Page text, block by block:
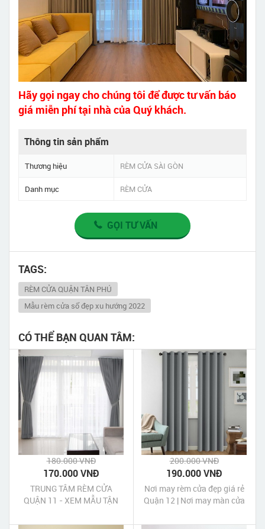
Hãy gọi ngay cho chúng tôi để được tư vấn báo
giá miễn phí tại nhà của Quý khách.
Thông tin sản phẩm
Thương hiệu RÈM CỬA SÀI GÒN
Danh mục RÈM CỬA
GỌI TƯ VẤN
TAGS:
RÈM CỬA QUẬN TÂN PHÚ
Mẫu rèm cửa sổ đẹp xu hướng 2022
CÓ THỂ BẠN QUAN TÂM:
180.000 VNĐ
170.000 VNĐ
TRUNG TÂM RÈM CỬA
QUẬN 11 - XEM MẪU TẬN
200.000 VNĐ
190.000 VNĐ
Nơi may rèm cửa đẹp giá rẻ
Quận 12 | Nơi may màn cửa